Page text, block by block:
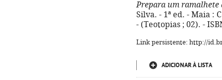
Prepara um ramalhete
Silva. - 1ª ed. - Maia :
- (Teotopias ; 02). -
Link persistente: http://
ADICIONAR À LISTA